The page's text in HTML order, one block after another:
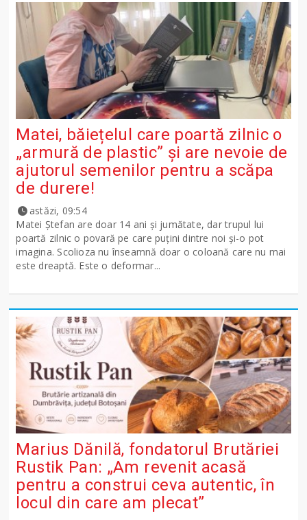
Matei, băiețelul care poartă zilnic o
„armură de plastic” și are nevoie de
ajutorul semenilor pentru a scăpa
de durere!
astăzi, 09:54
Matei Ștefan are doar 14 ani și jumătate, dar trupul lui
poartă zilnic o povară pe care puțini dintre noi și-o pot
imagina. Scolioza nu înseamnă doar o coloană care nu mai
este dreaptă. Este o deformar...
Marius Dănilă, fondatorul Brutăriei
Rustik Pan: „Am revenit acasă
pentru a construi ceva autentic, în
locul din care am plecat”